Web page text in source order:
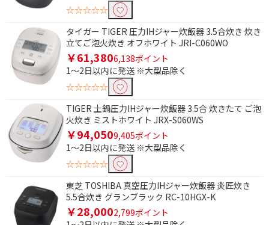
☆☆☆☆☆
タイガー TIGER 圧力IHジャー炊飯器 3.5合炊き 炊き
立てご泡火炊き オフホワイト JRI-C060WO
￥61,3806,138ポイント
1～2日以内に発送 ※大型品除く
☆☆☆☆☆
TIGER 土鍋圧力IHジャー炊飯器 3.5合 炊きたて ご泡
火炊き ミストホワイト JRX-S060WS
￥94,0509,405ポイント
1～2日以内に発送 ※大型品除く
☆☆☆☆☆
東芝 TOSHIBA 真空圧力IHジャー炊飯器 炎匠炊き
5.5合炊き グランブラック RC-10HGX-K
￥28,0002,799ポイント
条件で絞り込む
フリーワードで絞り込む
除外する
除外する にチェックを入れると、指定したワード